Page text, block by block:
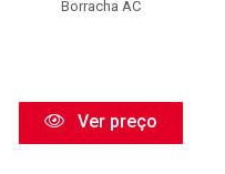
Borracha AC
Ver preço